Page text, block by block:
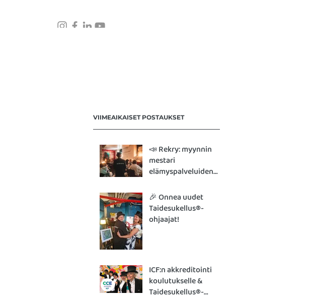
VIIMEAIKAISET POSTAUKSET
📣 Rekry: myynnin
mestari
elämyspalveluiden
🎉 Onnea uudet
Taidesukellus®-
ohjaajat!
ICF:n akkreditointi
koulutukselle &
Taidesukellus®-